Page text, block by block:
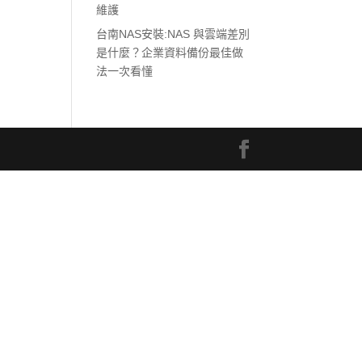
維護
台南NAS安裝:NAS 與雲端差別
是什麼？企業資料備份最佳做
法一次看懂